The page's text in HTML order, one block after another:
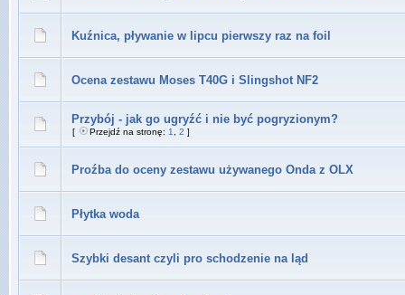
Kuźnica, pływanie w lipcu pierwszy raz na foil
Ocena zestawu Moses T40G i Slingshot NF2
Przybój - jak go ugryźć i nie być pogryzionym?
[ Przejdź na stronę: 1 2 ]
Proźba do oceny zestawu używanego Onda z OLX
Płytka woda
Szybki desant czyli pro schodzenie na ląd